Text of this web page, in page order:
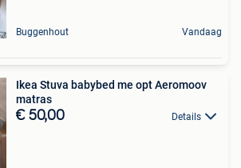
Buggenhout Vandaag
Ikea Stuva babybed me opt Aeromoov
matras
€ 50,00 Details